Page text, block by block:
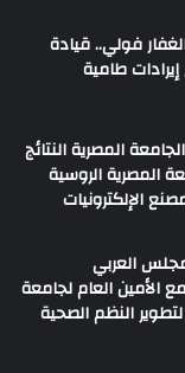
فولي.. قيادة
طامية
المصرية النتائج
المصرية الروسية
الإلكترونيات
العربي
الأمين العام لجامعة
لتطوير النظم الصحية